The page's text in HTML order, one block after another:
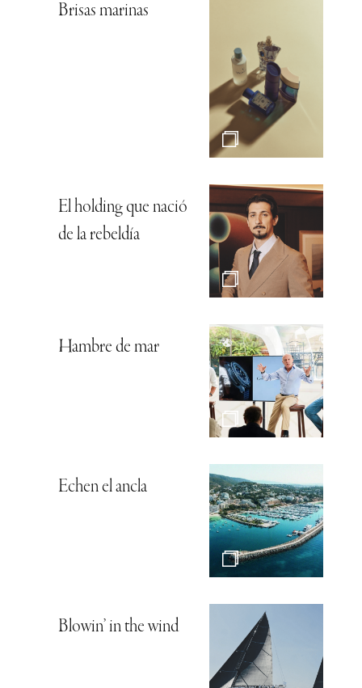
Brisas marinas
El holding que nació
de la rebeldía
Hambre de mar
Echen el ancla
Blowin’ in the wind